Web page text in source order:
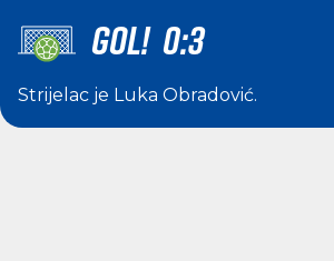
GOL! 0:3
Strijelac je Luka Obradović.